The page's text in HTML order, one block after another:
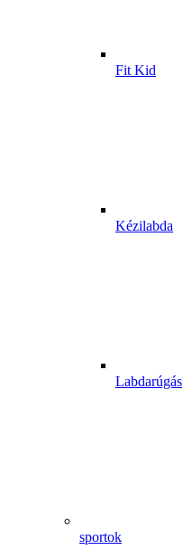
Fit Kid
Kézilabda
Labdarúgás
sportok